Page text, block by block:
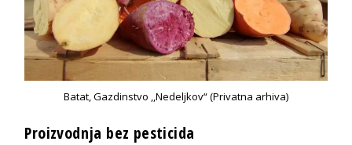
Batat, Gazdinstvo ,,Nedeljkov“ (Privatna arhiva)
Proizvodnja bez pesticida